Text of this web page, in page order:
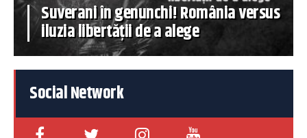
Suverani în genunchi! România versus
iluzia libertății de a alege
Social Network